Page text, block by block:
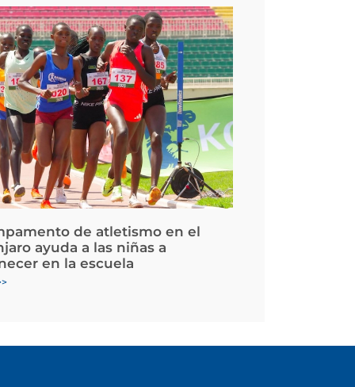
de atletismo en el
ayuda a las niñas a
en la escuela